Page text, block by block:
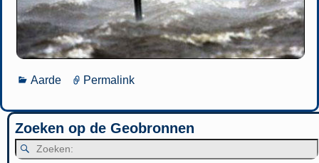
Aarde Permalink
Zoeken op de Geobronnen